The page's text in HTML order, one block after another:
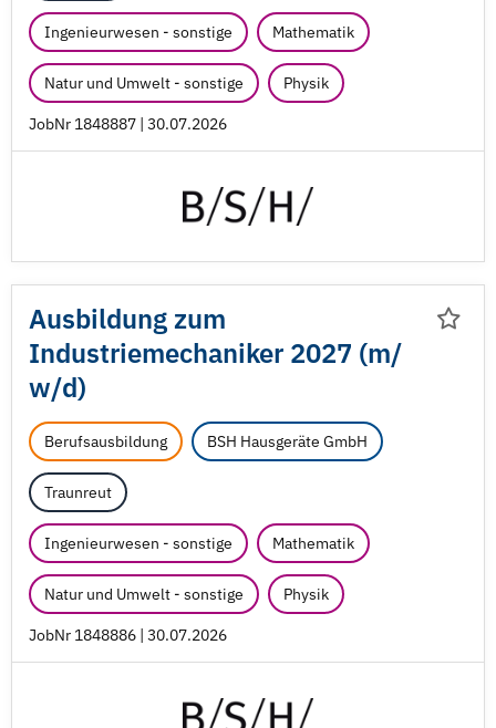
Ingenieurwesen - sonstige Mathematik
Natur und Umwelt - sonstige Physik
JobNr 1848887 | 30.07.2026
Ausbildung zum
Industriemechaniker 2027 (m/
w/d)
Berufsausbildung BSH Hausgeräte GmbH
Traunreut
Ingenieurwesen - sonstige Mathematik
Natur und Umwelt - sonstige Physik
JobNr 1848886 | 30.07.2026